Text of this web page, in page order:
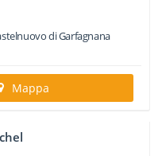
di Garfagnana
Mappa